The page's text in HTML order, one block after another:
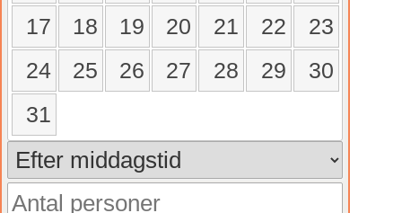
17 18 19 20 21 22
23
24
25 26 27 28 29
30
31